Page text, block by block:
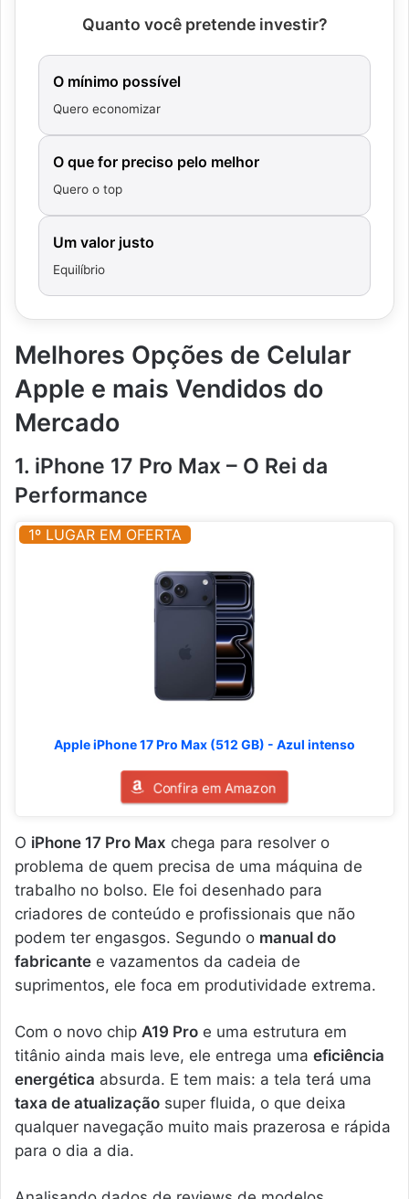
Quanto você pretende investir?
O mínimo possível
Quero economizar
O que for preciso pelo melhor
Quero o top
Um valor justo
Equilíbrio
Melhores Opções de Celular
Apple e mais Vendidos do
Mercado
1. iPhone 17 Pro Max – O Rei da
Performance
1º LUGAR EM OFERTA
Apple iPhone 17 Pro Max (512 GB) - Azul intenso
Confira em Amazon
O iPhone 17 Pro Max chega para resolver o
problema de quem precisa de uma máquina de
trabalho no bolso. Ele foi desenhado para
criadores de conteúdo e profissionais que não
podem ter engasgos. Segundo o manual do
fabricante e vazamentos da cadeia de
suprimentos, ele foca em produtividade extrema.
Com o novo chip A19 Pro e uma estrutura em
titânio ainda mais leve, ele entrega uma eficiência
energética absurda. E tem mais: a tela terá uma
taxa de atualização super fluida, o que deixa
qualquer navegação muito mais prazerosa e rápida
para o dia a dia.